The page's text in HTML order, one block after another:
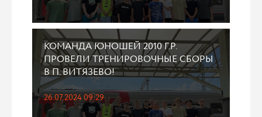
КОМАНДА ЮНОШЕЙ 2010 Г.Р.
ПРОВЕЛИ ТРЕНИРОВОЧНЫЕ СБОРЫ
В П. ВИТЯЗЕВО!
26.07.2024 09:29